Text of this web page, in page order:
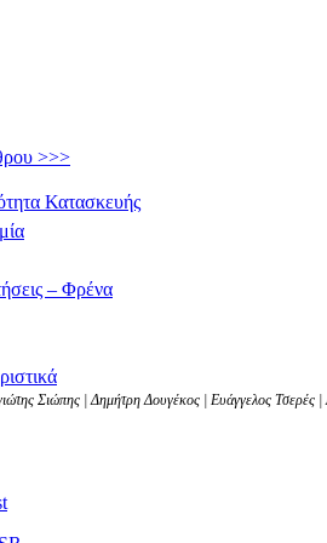
>>>
Κατασκευής
– Φρένα
Σιώπης | Δημήτρη Δουγέκος | Ευάγγελος Τσερές |